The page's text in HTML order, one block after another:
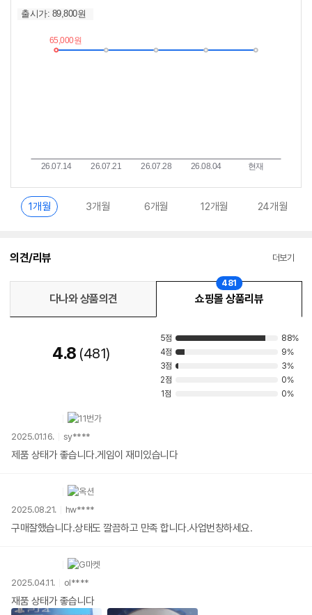
가
이
란?
1개월 3개월 6개월 12개월 24개월
의견/리뷰 더보기
다나와 상품의견 쇼핑몰 상품리뷰
481
4.8 481
5점
88%
4점
9%
3점
3%
2점
0%
1점
0%
2025.01.16. sy****
제품 상태가 좋습니다.게임이 재미있습니다
2025.08.21. hw****
구매잘했습니다.상태도 깔끔하고 만족 합니다.사업번창하세요.
2025.04.11. ol****
재품 상태가 좋습니다